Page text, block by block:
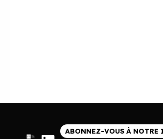
ABONNEZ-VOUS À NOTRE